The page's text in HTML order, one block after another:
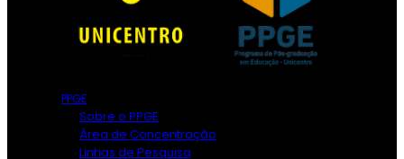
PPGE
Sobre o PPGE
Área de Concentração
Linhas de Pesquisa